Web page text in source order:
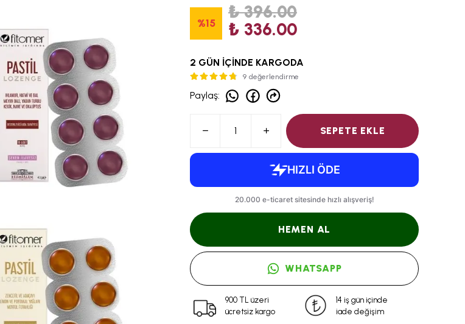
%15
₺ 396.00
₺ 336.00
2 GÜN İÇİNDE KARGODA
9 değerlendirme
Paylaş:
SEPETE EKLE
HEMEN AL
WHATSAPP
900 TL üzeri
ücretsiz kargo
14 iş gün içinde
iade değişim